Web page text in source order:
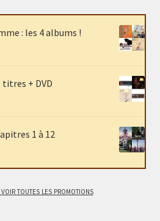
: les 4 albums !
titres + DVD
1 à 12
toutes les promotions